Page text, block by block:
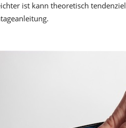
ist kann theoretisch